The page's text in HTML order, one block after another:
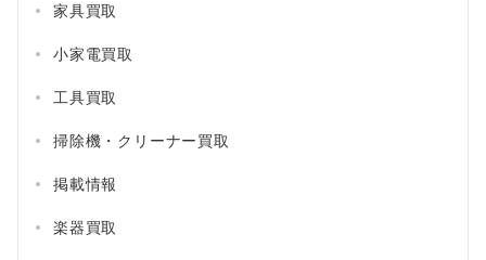
家具買取
小家電買取
工具買取
掃除機・クリーナー買取
掲載情報
楽器買取